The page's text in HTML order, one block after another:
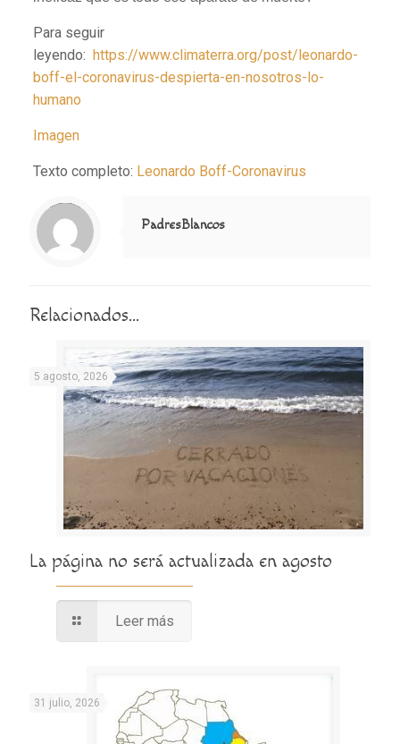
Para seguir
leyendo: https://www.climaterra.org/post/leonardo-
boff-el-coronavirus-despierta-en-nosotros-lo-
humano
Imagen
Texto completo: Leonardo Boff-Coronavirus
Notice
: Trying to access array offset on value of type null in
/home/misioner/public_html/padresblancos/themes/betheme/includes/content-single.php
on line
286
PadresBlancos
Relacionados...
5 agosto, 2026
La página no será actualizada en agosto
Leer más
31 julio, 2026